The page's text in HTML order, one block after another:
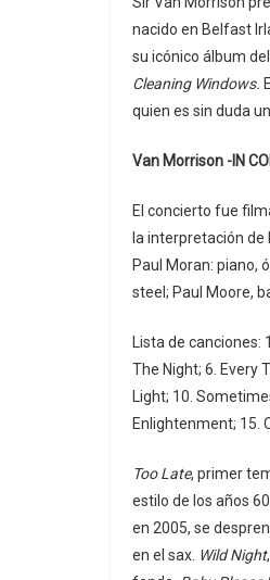
nacido en Belfast
su icónico álbum
Cleaning Windows.
quien es sin duda
Van Morrison -IN
El concierto fue
la interpretación
Paul Moran: piano,
steel; Paul Moore,
Lista de canciones:
The Night; 6. Every
Light; 10.
Enlightenment; 15.
Too Late, primer
estilo de los años
en 2005, se
en el sax. Wild Night